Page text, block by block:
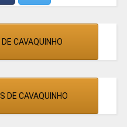
CAVAQUINHO
DE CAVAQUINHO